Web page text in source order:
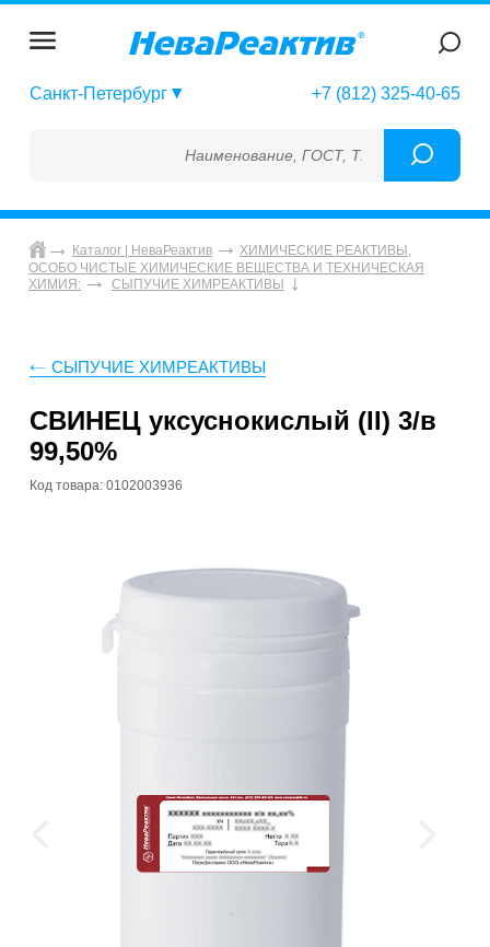
Санкт-Петербург +7 (812) 325-40-65
Наименование, ГОСТ, ТУ, ГСО, МСО, ОСО,
Каталог | НеваРеактив
ХИМИЧЕСКИЕ РЕАКТИВЫ,
ОСОБО ЧИСТЫЕ ХИМИЧЕСКИЕ ВЕЩЕСТВА И ТЕХНИЧЕСКАЯ
ХИМИЯ:
СЫПУЧИЕ ХИМРЕАКТИВЫ
СЫПУЧИЕ ХИМРЕАКТИВЫ
СВИНЕЦ уксуснокислый (II) 3/в
99,50%
Код товара: 0102003936